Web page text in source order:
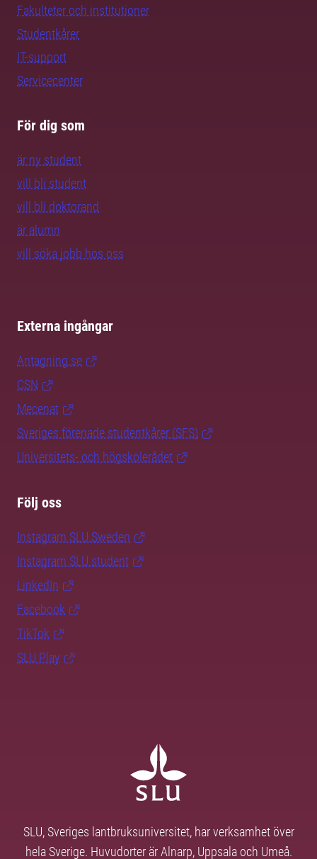
Fakulteter och institutioner
Studentkårer
IT-support
Servicecenter
För dig som
är ny student
vill bli student
vill bli doktorand
är alumn
vill söka jobb hos oss
Externa ingångar
Antagning.se
CSN
Mecenat
Sveriges förenade studentkårer (SFS)
Universitets- och högskolerådet
Följ oss
Instagram SLU.Sweden
Instagram SLU.student
LinkedIn
Facebook
TikTok
SLU Play
SLU, Sveriges lantbruksuniversitet, har verksamhet över
hela Sverige. Huvudorter är Alnarp, Uppsala och Umeå.